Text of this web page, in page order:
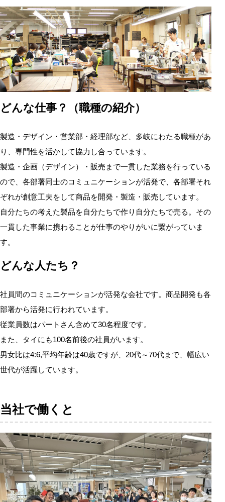
どんな仕事？（職種の紹介）
製造・デザイン・営業部・経理部など、多岐にわたる職種があ
り、専門性を活かして協力し合っています。
製造・企画（デザイン）・販売まで一貫した業務を行っている
ので、各部署同士のコミュニケーションが活発で、各部署それ
ぞれが創意工夫をして商品を開発・製造・販売しています。
自分たちの考えた製品を自分たちで作り自分たちで売る。その
一貫した事業に携わることが仕事のやりがいに繋がっていま
す。
どんな人たち？
社員間のコミュニケーションが活発な会社です。商品開発も各
部署から活発に行われています。
従業員数はパートさん含めて30名程度です。
また、タイにも100名前後の社員がいます。
男女比は4:6,平均年齢は40歳ですが、20代～70代まで、幅広い
世代が活躍しています。
当社で働くと